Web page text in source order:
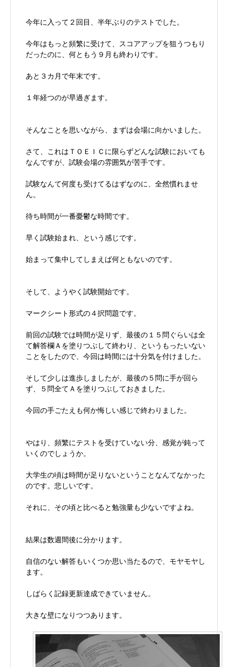
今年に入って２回目、半年ぶりのテストでした。
今年はもっと頻繁に受けて、スコアアップを狙うつもり
だったのに、何ともう９月も終わりです。
あと３カ月で年末です。
１年経つのが早過ぎます。
そんなことを思いながら、まずは会場に向かいました。
さて、これはＴＯＥＩＣに限らずどんな試験においても
なんですが、試験会場の雰囲気が苦手です。
試験なんて何度も受けてるはずなのに、全然慣れませ
ん。
待ち時間が一番憂鬱な時間です。
早く試験始まれ、という感じです。
始まって集中してしまえば何ともないのです。
そして、ようやく試験開始です。
マークシート形式の４択問題です。
前回の試験では時間が足りず、最後の１５問ぐらいは全
て解答欄Ａを塗りつぶして終わり、というもったいない
ことをしたので、今回は時間には十分気を付けました。
そして少しは進歩しましたが、最後の５問に手が回ら
ず、５問全てＡを塗りつぶしておきました。
今回の手ごたえも何か悔しい感じで終わりました。
やはり、頻繁にテストを受けていない分、感覚が鈍って
いくのでしょうか。
大学生の頃は時間が足りないということなんてなかった
のです。悲しいです。
それに、その頃と比べると勉強量も少ないですよね。
結果は数週間後に分かります。
自信のない解答もいくつか思い当たるので、モヤモヤし
ます。
しばらく記録更新達成できていません。
大きな壁になりつつあります。